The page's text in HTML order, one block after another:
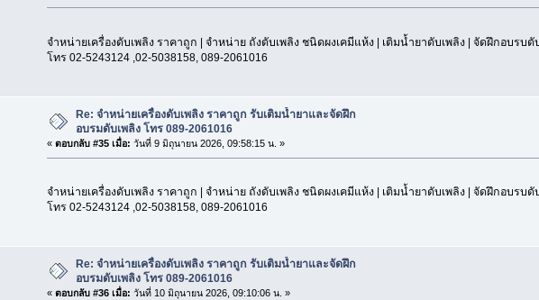
จำหน่ายเครื่องดับเพลิง ราคาถูก | จำหน่าย ถังดับเพลิง ชนิดผงเคมีแห้ง | เติมน้ำยาดับเพลิง | จัดฝึกอบรบดั
โทร 02-5243124 ,02-5038158, 089-2061016
Re: จำหน่ายเครื่องดับเพลิง ราคาถูก รับเติมน้ำยาและจัดฝึก
อบรมดับเพลิง โทร 089-2061016
« ตอบกลับ #35 เมื่อ: วันที่ 9 มิถุนายน 2026, 09:58:15 น. »
จำหน่ายเครื่องดับเพลิง ราคาถูก | จำหน่าย ถังดับเพลิง ชนิดผงเคมีแห้ง | เติมน้ำยาดับเพลิง | จัดฝึกอบรบดั
โทร 02-5243124 ,02-5038158, 089-2061016
Re: จำหน่ายเครื่องดับเพลิง ราคาถูก รับเติมน้ำยาและจัดฝึก
อบรมดับเพลิง โทร 089-2061016
« ตอบกลับ #36 เมื่อ: วันที่ 10 มิถุนายน 2026, 09:10:06 น. »